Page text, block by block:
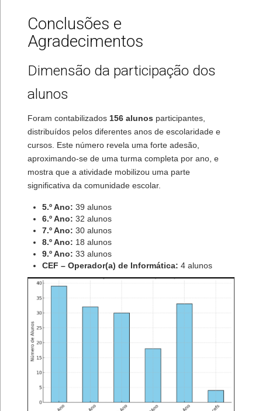
Conclusões e
Agradecimentos
Dimensão da participação dos
alunos
Foram contabilizados 156 alunos participantes,
distribuídos pelos diferentes anos de escolaridade e
cursos. Este número revela uma forte adesão,
aproximando-se de uma turma completa por ano, e
mostra que a atividade mobilizou uma parte
significativa da comunidade escolar.
5.º Ano: 39 alunos
6.º Ano: 32 alunos
7.º Ano: 30 alunos
8.º Ano: 18 alunos
9.º Ano: 33 alunos
CEF – Operador(a) de Informática: 4 alunos